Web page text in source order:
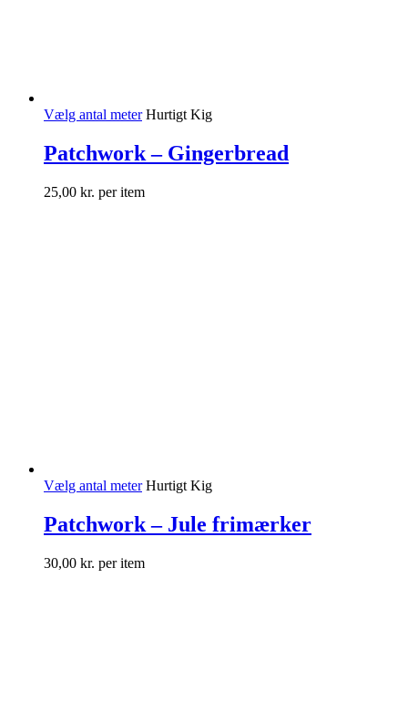
Vælg antal meter Hurtigt Kig
Patchwork – Gingerbread
25,00 kr. per item
Vælg antal meter Hurtigt Kig
Patchwork – Jule frimærker
30,00 kr. per item